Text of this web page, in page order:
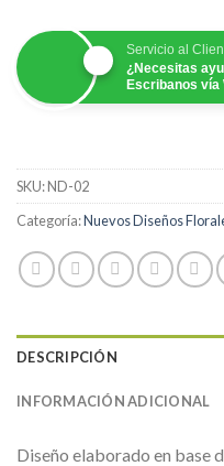
Servicio al
¿Necesitas
Escribanos vía
SKU:ND-02
Categoría:Nuevos Diseños
DESCRIPCIÓN
INFORMACIÓN ADICIONAL
Diseño elaborado en base